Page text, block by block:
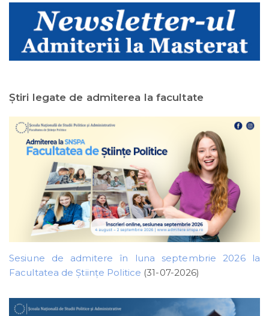
Ştiri legate de admiterea la facultate
Sesiune de admitere în luna septembrie 2026 la
Facultatea de Științe Politice (31-07-2026)